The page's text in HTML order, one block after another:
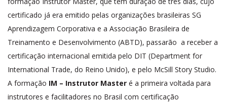
certificado já era emitido pelas organizações brasileiras SG
Aprendizagem Corporativa e a Associação Brasileira de
Treinamento e Desenvolvimento (ABTD), passarão a receber a
certificação internacional emitida pelo DIT (Department for
International Trade, do Reino Unido), e pelo McSill Story Studio.
A formação IM – Instrutor Master é a primeira voltada para
instrutores e facilitadores no Brasil com certificação